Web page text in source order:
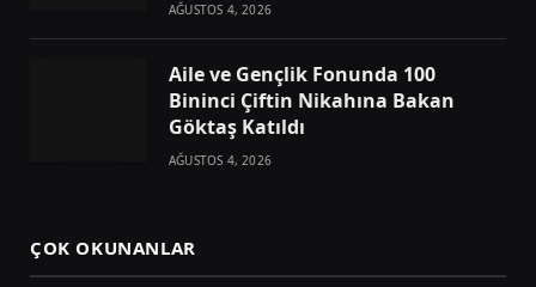
AĞUSTOS 4, 2026
Aile ve Gençlik Fonunda 100
Bininci Çiftin Nikahına Bakan
Göktaş Katıldı
AĞUSTOS 4, 2026
ÇOK OKUNANLAR